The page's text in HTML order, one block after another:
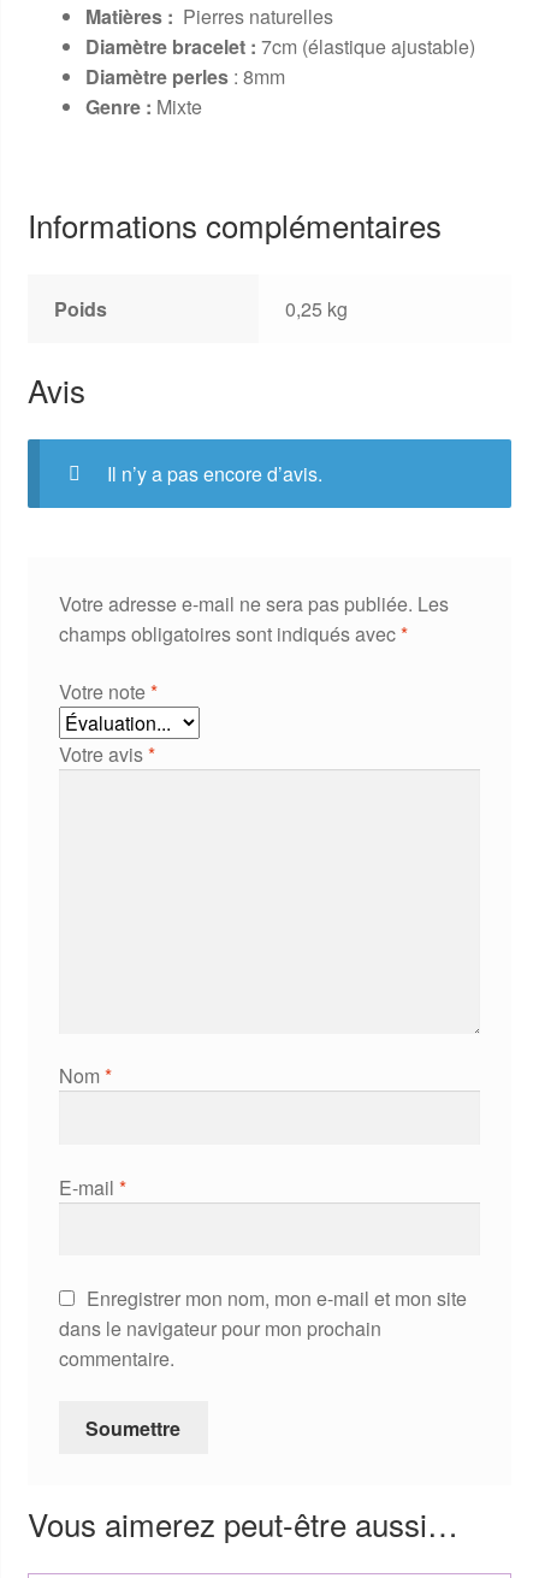
Matières : Pierres naturelles
Diamètre bracelet : 7cm (élastique ajustable)
Diamètre perles: 8mm
Genre : Mixte
Informations complémentaires
Poids 0,25 kg
Avis
Il n’y a pas encore d’avis.
Votre adresse e-mail ne sera pas publiée. Les
champs obligatoires sont indiqués avec*
Votre note*
Votre avis*
Nom *
E-mail *
Enregistrer mon nom, mon e-mail et mon site
dans le navigateur pour mon prochain
commentaire.
Vous aimerez peut-être aussi…